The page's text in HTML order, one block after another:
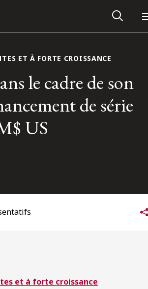
Osler
ET À FORTE CROISSANCE
le cadre de son
de série
US
et à forte croissance